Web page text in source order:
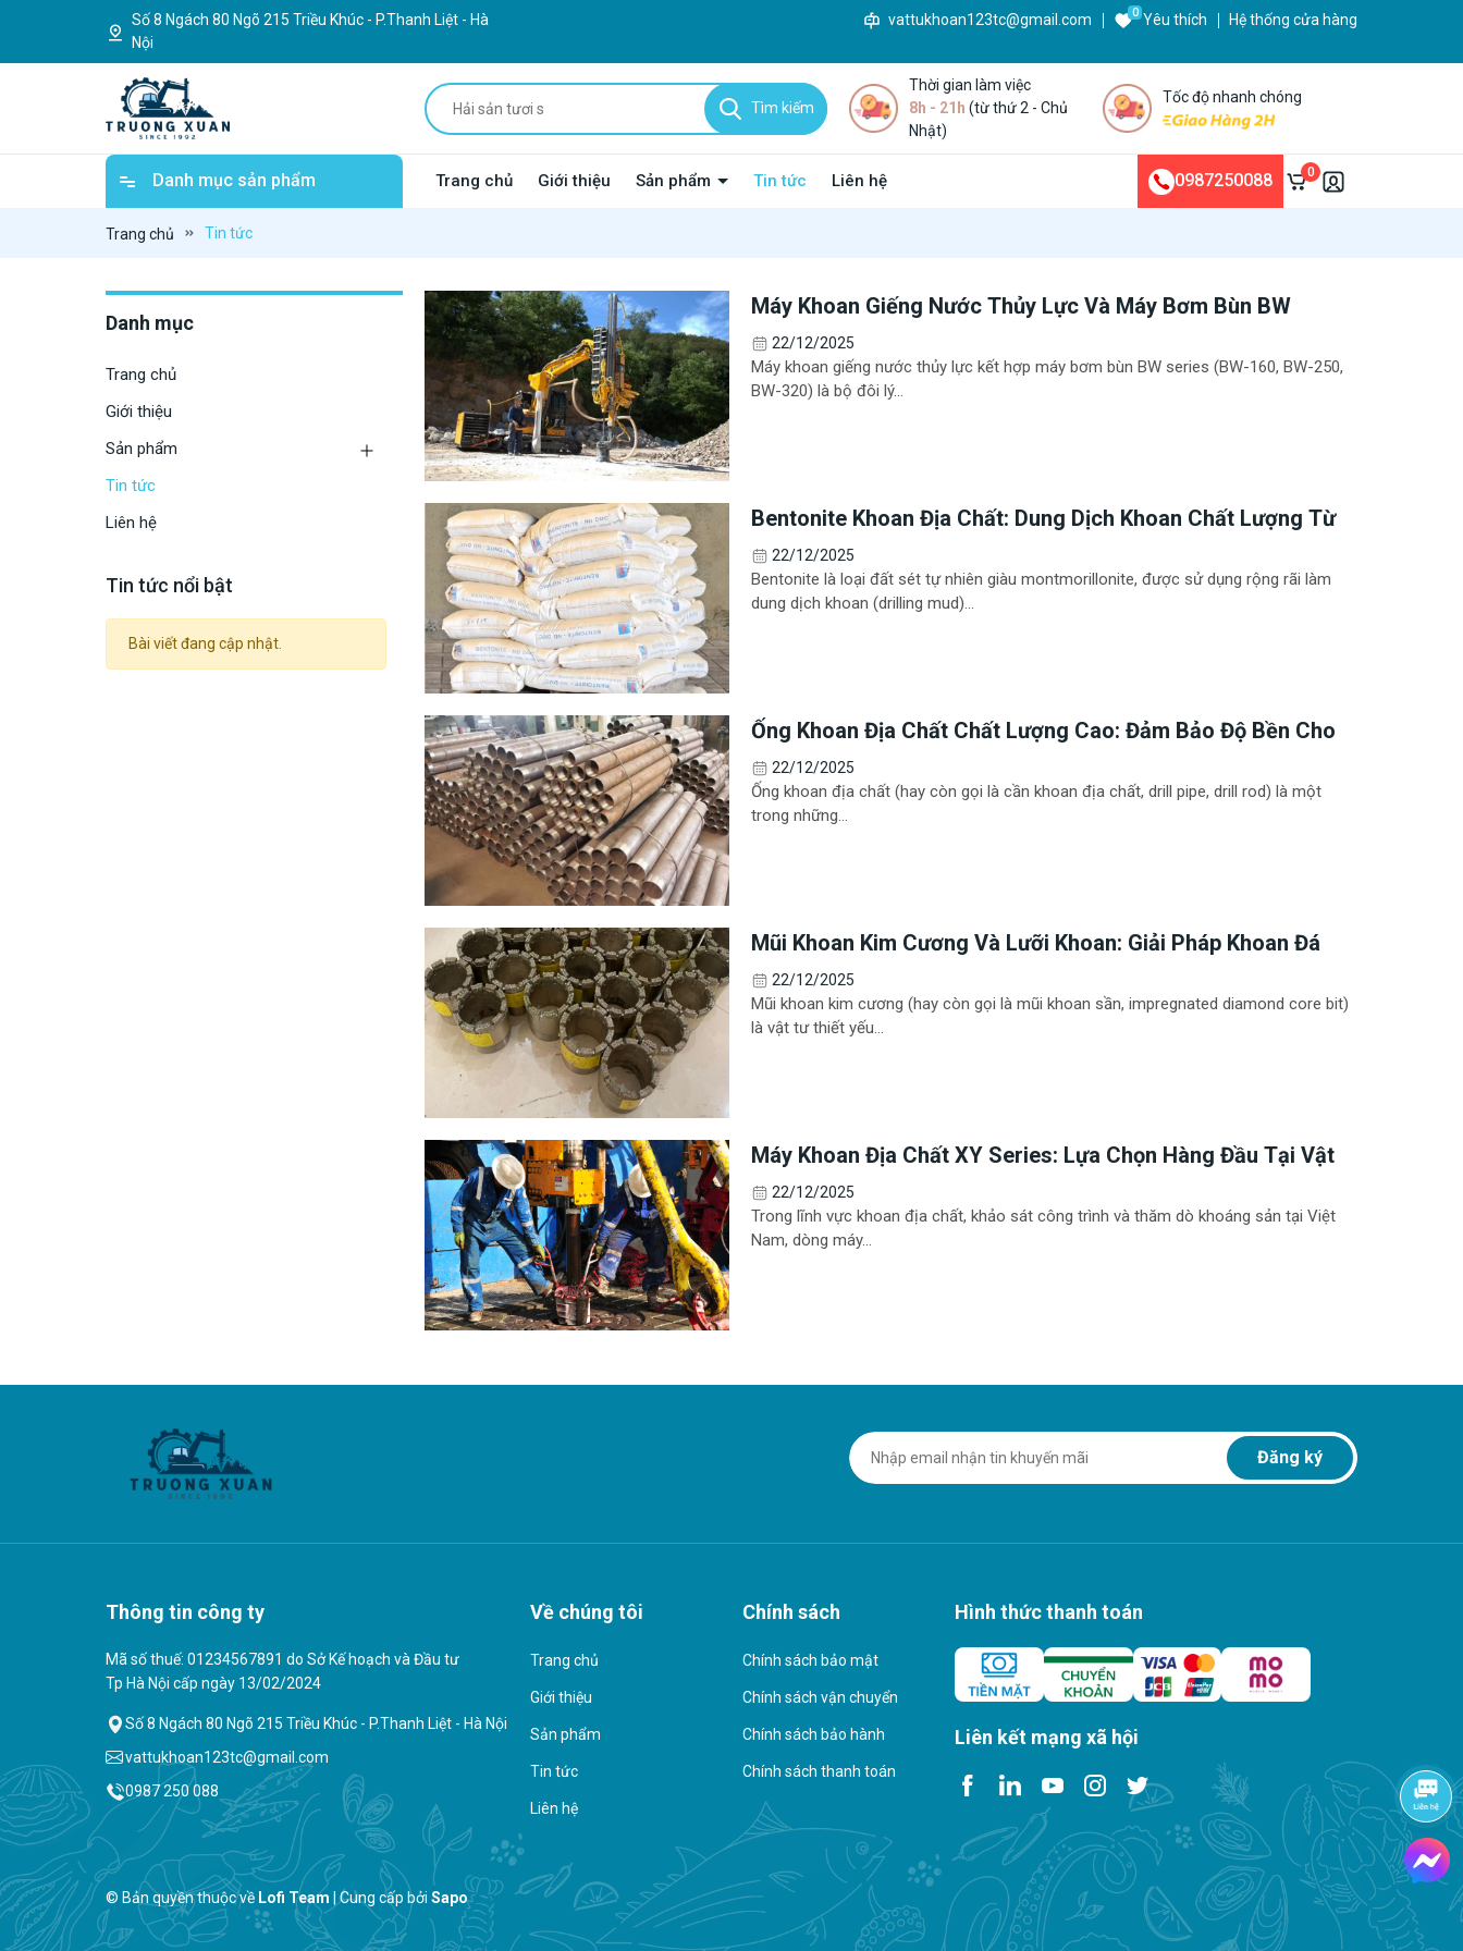
Số 8 Ngách 80 Ngõ 215 Triều Khúc - P.Thanh Liệt - Hà
Nội
vattukhoan123tc@gmail.com 0 Yêu thích Hệ thống cửa hàng
Tìm kiếm
Thời gian làm việc
8h - 21h (từ thứ 2 - Chủ
Nhật)
Tốc độ nhanh chóng
Danh mục sản phẩm Trang chủ Giới thiệu Sản phẩm Tin tức Liên hệ 0987250088 0
Trang chủ Tin tức
Danh mục
Trang chủ
Giới thiệu
Sản phẩm
Tin tức
Liên hệ
Tin tức nổi bật
Bài viết đang cập nhật.
Máy Khoan Giếng Nước Thủy Lực Và Máy Bơm Bùn BW
Series Tại Trường Xuân
22/12/2025
Máy khoan giếng nước thủy lực kết hợp máy bơm bùn BW series (BW-160, BW-250,
BW-320) là bộ đôi lý...
Bentonite Khoan Địa Chất: Dung Dịch Khoan Chất Lượng Từ
Trường Xuân
22/12/2025
Bentonite là loại đất sét tự nhiên giàu montmorillonite, được sử dụng rộng rãi làm
dung dịch khoan (drilling mud)...
Ống Khoan Địa Chất Chất Lượng Cao: Đảm Bảo Độ Bền Cho
Mọi Công Trình
22/12/2025
Ống khoan địa chất (hay còn gọi là cần khoan địa chất, drill pipe, drill rod) là một
trong những...
Mũi Khoan Kim Cương Và Lưỡi Khoan: Giải Pháp Khoan Đá
Cứng Hiệu Quả
22/12/2025
Mũi khoan kim cương (hay còn gọi là mũi khoan sần, impregnated diamond core bit)
là vật tư thiết yếu...
Máy Khoan Địa Chất XY Series: Lựa Chọn Hàng Đầu Tại Vật
Tư Khoan Địa Chất Trường Xuân
22/12/2025
Trong lĩnh vực khoan địa chất, khảo sát công trình và thăm dò khoáng sản tại Việt
Nam, dòng máy...
Đăng ký
Thông tin công ty
Mã số thuế: 01234567891 do Sở Kế hoạch và Đầu tư
Tp Hà Nội cấp ngày 13/02/2024
Số 8 Ngách 80 Ngõ 215 Triều Khúc - P.Thanh Liệt - Hà Nội
vattukhoan123tc@gmail.com
0987 250 088
Về chúng tôi
Trang chủ
Giới thiệu
Sản phẩm
Tin tức
Liên hệ
Chính sách
Chính sách bảo mật
Chính sách vận chuyển
Chính sách bảo hành
Chính sách thanh toán
Hình thức thanh toán
Liên kết mạng xã hội
© Bản quyền thuộc về Lofi Team Cung cấp bởi Sapo